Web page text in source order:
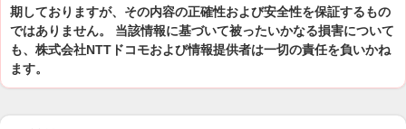
期しておりますが、その内容の正確性および安全性を保証するもの
ではありません。 当該情報に基づいて被ったいかなる損害について
も、株式会社NTTドコモおよび情報提供者は一切の責任を負いかね
ます。